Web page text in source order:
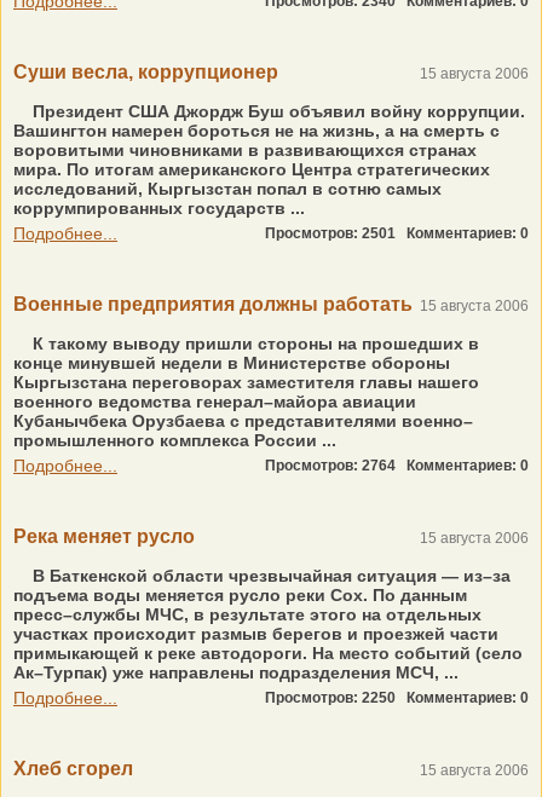
Суши весла, коррупционер 15 августа 2006
Президент США Джордж Буш объявил войну коррупции.
Вашингтон намерен бороться не на жизнь, а на смерть с
воровитыми чиновниками в развивающихся странах
мира. По итогам американского Центра стратегических
исследований, Кыргызстан попал в сотню самых
коррумпированных государств ...
Подробнее...
Просмотров: 2501 Комментариев: 0
Военные предприятия должны работать 15 августа 2006
К такому выводу пришли стороны на прошедших в
конце минувшей недели в Министерстве обороны
Кыргызстана переговорах заместителя главы нашего
военного ведомства генерал–майора авиации
Кубанычбека Орузбаева с представителями военно–
промышленного комплекса России ...
Подробнее...
Просмотров: 2764 Комментариев: 0
Река меняет русло 15 августа 2006
В Баткенской области чрезвычайная ситуация — из–за
подъема воды меняется русло реки Сох. По данным
пресс–службы МЧС, в результате этого на отдельных
участках происходит размыв берегов и проезжей части
примыкающей к реке автодороги. На место событий (село
Ак–Турпак) уже направлены подразделения МСЧ, ...
Подробнее...
Просмотров: 2250 Комментариев: 0
Хлеб сгорел 15 августа 2006